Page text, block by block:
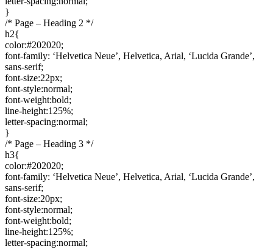
}
/* Page – Heading 2 */
h2{
color:#202020;
font-family: ‘Helvetica Neue’, Helvetica, Arial, ‘Lucida Grande’,
sans-serif;
font-size:22px;
font-style:normal;
font-weight:bold;
line-height:125%;
letter-spacing:normal;
}
/* Page – Heading 3 */
h3{
color:#202020;
font-family: ‘Helvetica Neue’, Helvetica, Arial, ‘Lucida Grande’,
sans-serif;
font-size:20px;
font-style:normal;
font-weight:bold;
line-height:125%;
letter-spacing:normal;